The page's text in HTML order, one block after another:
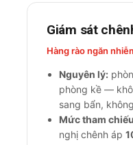
Giám sát
Hàng rào ngăn
Nguyên lý:
phòng kề —
sang bẩn,
Mức tham
nghị chênh áp